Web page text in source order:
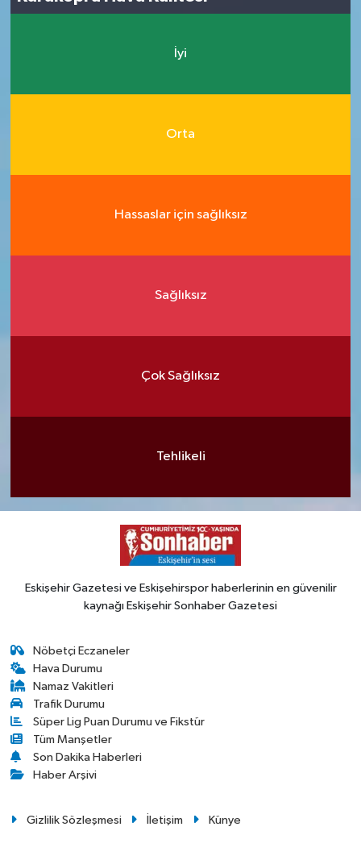
İyi
Orta
Hassaslar için sağlıksız
Sağlıksız
Çok Sağlıksız
Tehlikeli
Eskişehir Gazetesi ve Eskişehirspor haberlerinin en güvenilir
kaynağı Eskişehir Sonhaber Gazetesi
Nöbetçi Eczaneler
Hava Durumu
Namaz Vakitleri
Trafik Durumu
Süper Lig Puan Durumu ve Fikstür
Tüm Manşetler
Son Dakika Haberleri
Haber Arşivi
Gizlilik Sözleşmesi İletişim Künye